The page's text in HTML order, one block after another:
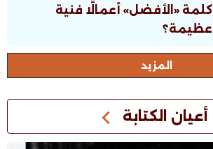
كلمة «الأفضل» أعمالًا فنية
عظيمة؟
اﻟﻤﺰﻳﺪ
أعيان الكتابة